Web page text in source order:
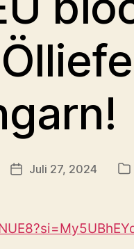
Juli 27, 2024